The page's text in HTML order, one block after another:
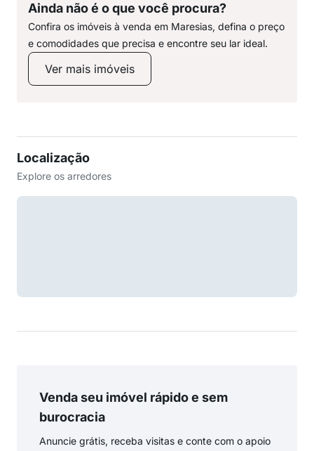
Ainda não é o que você procura?
Confira os imóveis à venda em Maresias, defina o preço
e comodidades que precisa e encontre seu lar ideal.
Ver mais imóveis
Localização
Explore os arredores
Venda seu imóvel rápido e sem
burocracia
Anuncie grátis, receba visitas e conte com o apoio